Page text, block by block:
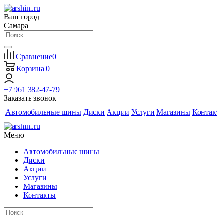
Ваш город
Самара
Сравнение0
Корзина 0
+7 961 382-47-79
Заказать звонок
Автомобильные шины Диски Акции Услуги Магазины
Меню
Автомобильные шины
Диски
Акции
Услуги
Магазины
Контакты